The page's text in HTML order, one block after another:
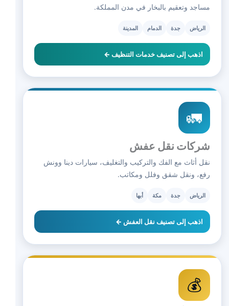
مساجد وتعقيم بالبخار في مدن المملكة.
الرياض جدة الدمام المدينة
اذهب إلى تصنيف خدمات التنظيف ←
🚛
شركات نقل عفش
نقل أثاث مع الفك والتركيب والتغليف، سيارات دينا وونش
رفع، ونقل شقق وفلل ومكاتب.
الرياض جدة مكة أبها
اذهب إلى تصنيف نقل العفش ←
💰